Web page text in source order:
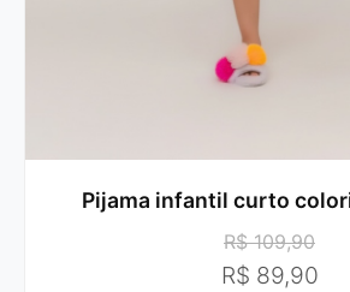
Pijama infantil curto
R$ 109,90
R$ 89,90